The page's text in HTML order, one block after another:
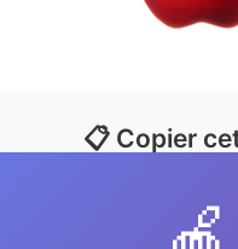
📋 Copier